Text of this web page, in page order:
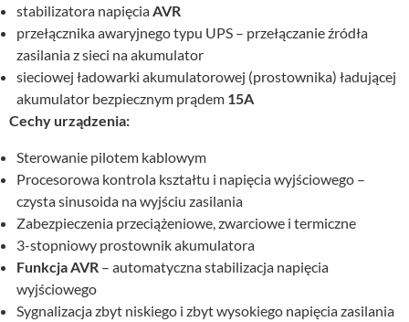
stabilizatora napięcia AVR
przełącznika awaryjnego typu UPS – przełączanie źródła
zasilania z sieci na akumulator
sieciowej ładowarki akumulatorowej (prostownika) ładującej
akumulator bezpiecznym prądem 15A
Cechy urządzenia:
Sterowanie pilotem kablowym
Procesorowa kontrola kształtu i napięcia wyjściowego –
czysta sinusoida na wyjściu zasilania
Zabezpieczenia przeciążeniowe, zwarciowe i termiczne
3-stopniowy prostownik akumulatora
Funkcja AVR – automatyczna stabilizacja napięcia
wyjściowego
Sygnalizacja zbyt niskiego i zbyt wysokiego napięcia zasilania